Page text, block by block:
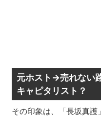
元ホスト→売れない
キャピタリスト？
その印象は、「長坂真